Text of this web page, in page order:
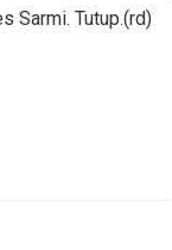
Sarmi. Tutup.(rd)